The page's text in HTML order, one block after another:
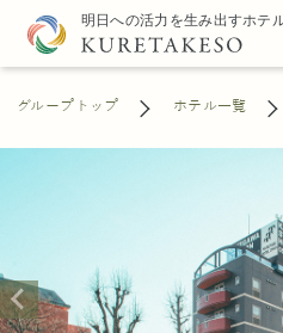
グループトップ ホテル一覧